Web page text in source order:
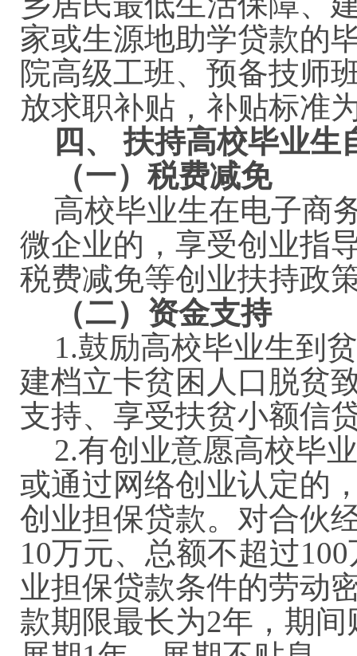
家或生源地助学贷款的
院高级工班、预备技师
放求职补贴，补贴标准
四、 扶持高校毕业生
（一）税费减免
高校毕业生在电子商
微企业的，享受创业指
税费减免等创业扶持政
（二）资金支持
1.鼓励高校毕业生到
建档立卡贫困人口脱贫
支持、享受扶贫小额信
2.有创业意愿高校毕
或通过网络创业认定的
创业担保贷款。对合伙
10万元、总额不超过
业担保贷款条件的劳动
款期限最长为2年，期